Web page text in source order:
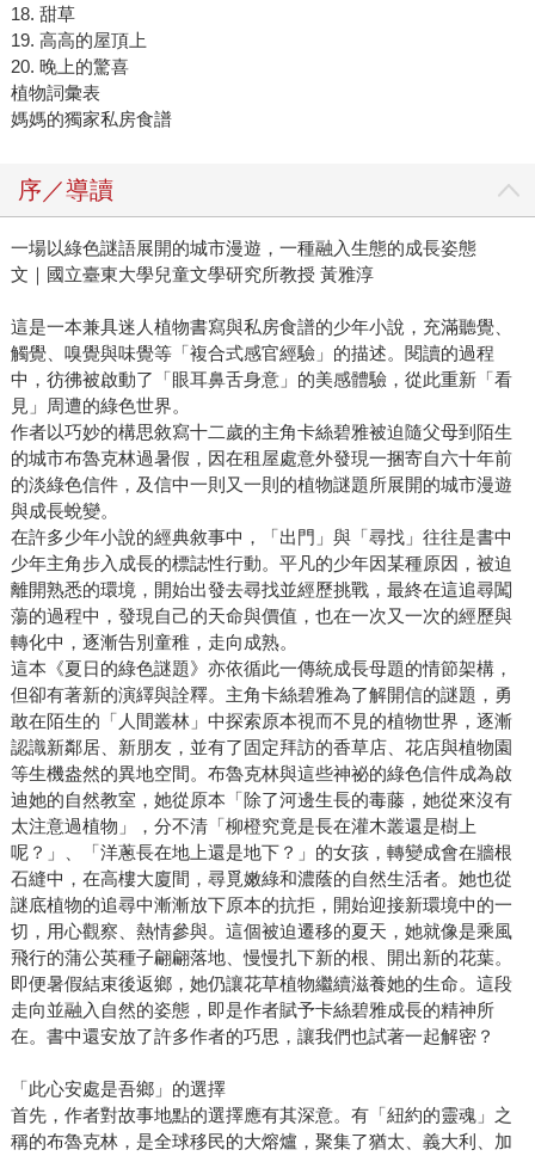
18. 甜草
19. 高高的屋頂上
20. 晚上的驚喜
植物詞彙表
媽媽的獨家私房食譜
序／導讀
一場以綠色謎語展開的城市漫遊，一種融入生態的成長姿態
文｜國立臺東大學兒童文學研究所教授 黃雅淳
這是一本兼具迷人植物書寫與私房食譜的少年小說，充滿聽覺、
觸覺、嗅覺與味覺等「複合式感官經驗」的描述。閱讀的過程
中，彷彿被啟動了「眼耳鼻舌身意」的美感體驗，從此重新「看
見」周遭的綠色世界。
作者以巧妙的構思敘寫十二歲的主角卡絲碧雅被迫隨父母到陌生
的城市布魯克林過暑假，因在租屋處意外發現一捆寄自六十年前
的淡綠色信件，及信中一則又一則的植物謎題所展開的城市漫遊
與成長蛻變。
在許多少年小說的經典敘事中，「出門」與「尋找」往往是書中
少年主角步入成長的標誌性行動。平凡的少年因某種原因，被迫
離開熟悉的環境，開始出發去尋找並經歷挑戰，最終在這追尋闖
蕩的過程中，發現自己的天命與價值，也在一次又一次的經歷與
轉化中，逐漸告別童稚，走向成熟。
這本《夏日的綠色謎題》亦依循此一傳統成長母題的情節架構，
但卻有著新的演繹與詮釋。主角卡絲碧雅為了解開信的謎題，勇
敢在陌生的「人間叢林」中探索原本視而不見的植物世界，逐漸
認識新鄰居、新朋友，並有了固定拜訪的香草店、花店與植物園
等生機盎然的異地空間。布魯克林與這些神祕的綠色信件成為啟
迪她的自然教室，她從原本「除了河邊生長的毒藤，她從來沒有
太注意過植物」，分不清「柳橙究竟是長在灌木叢還是樹上
呢？」、「洋蔥長在地上還是地下？」的女孩，轉變成會在牆根
石縫中，在高樓大廈間，尋覓嫩綠和濃蔭的自然生活者。她也從
謎底植物的追尋中漸漸放下原本的抗拒，開始迎接新環境中的一
切，用心觀察、熱情參與。這個被迫遷移的夏天，她就像是乘風
飛行的蒲公英種子翩翩落地、慢慢扎下新的根、開出新的花葉。
即便暑假結束後返鄉，她仍讓花草植物繼續滋養她的生命。這段
走向並融入自然的姿態，即是作者賦予卡絲碧雅成長的精神所
在。書中還安放了許多作者的巧思，讓我們也試著一起解密？
「此心安處是吾鄉」的選擇
首先，作者對故事地點的選擇應有其深意。有「紐約的靈魂」之
稱的布魯克林，是全球移民的大熔爐，聚集了猶太、義大利、加